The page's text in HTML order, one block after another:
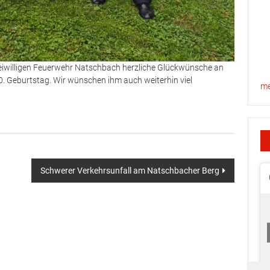
Feuerwehr Natschbach herzliche Glückwünsche an
Geburtstag. Wir wünschen ihm auch weiterhin viel
Schwerer Verkehrsunfall am Natschbacher Berg